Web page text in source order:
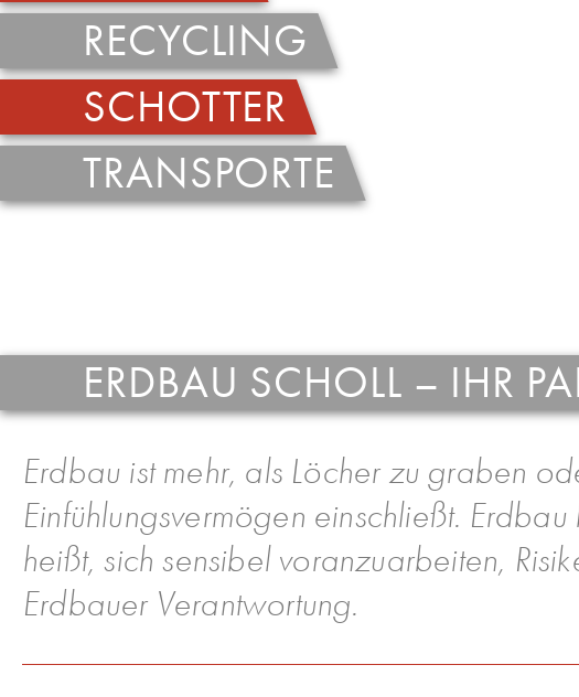
RECYCLING
SCHOTTER
TRANSPORTE
ERDBAU SCHOLL – IHR
Erdbau ist mehr, als Löcher zu graben
Einfühlungsvermögen einschließt.
heißt, sich sensibel voranzuarbeiten,
Erdbauer Verantwortung.